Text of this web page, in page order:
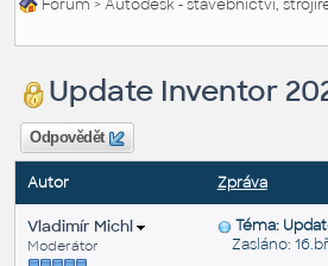
Fórum >Autodesk - stavebnictví,
Update Inventor
Odpovědět
Autor Zpráva
Vladimír Michl
Moderátor
Téma:
Zasláno: